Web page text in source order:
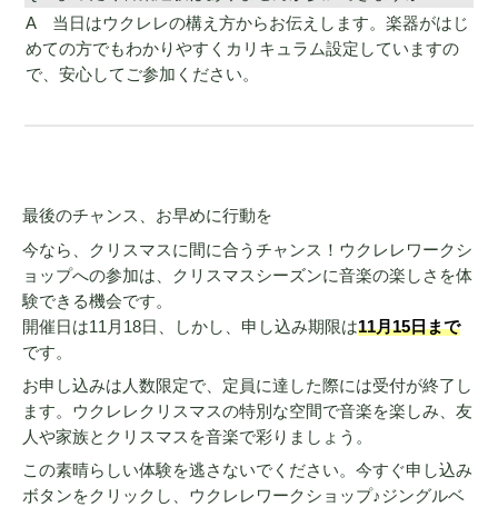
A 当日はウクレレの構え方からお伝えします。楽器がはじ
めての方でもわかりやすくカリキュラム設定していますの
で、安心してご参加ください。
最後のチャンス、お早めに行動を
今なら、クリスマスに間に合うチャンス！ウクレレワークシ
ョップへの参加は、クリスマスシーズンに音楽の楽しさを体
験できる機会です。
開催日は11月18日、しかし、申し込み期限は11月15日まで
です。
お申し込みは人数限定で、定員に達した際には受付が終了し
ます。ウクレレクリスマスの特別な空間で音楽を楽しみ、友
人や家族とクリスマスを音楽で彩りましょう。
この素晴らしい体験を逃さないでください。今すぐ申し込み
ボタンをクリックし、ウクレレワークショップ♪ジングルベ